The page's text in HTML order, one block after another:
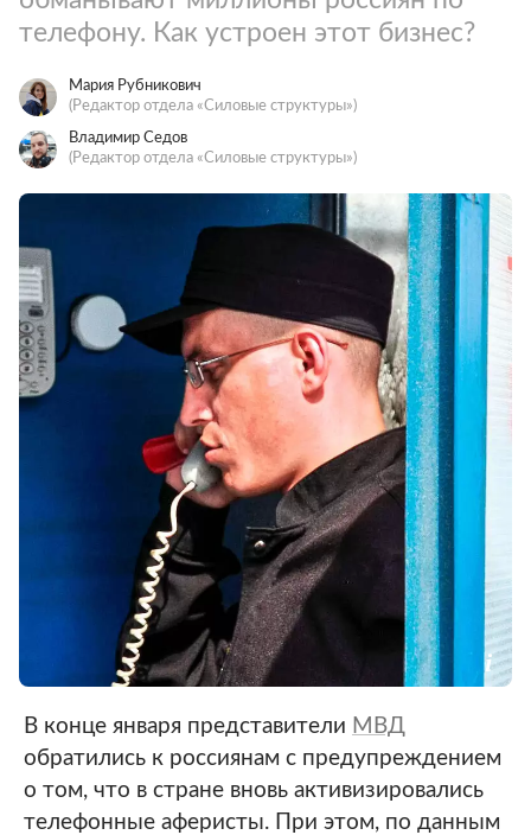
телефону. Как устроен этот бизнес?
Мария Рубникович
(Редактор отдела «Силовые структуры»)
Владимир Седов
(Редактор отдела «Силовые структуры»)
В конце января представители МВД
обратились к россиянам с предупреждением
о том, что в стране вновь активизировались
телефонные аферисты. При этом, по данным